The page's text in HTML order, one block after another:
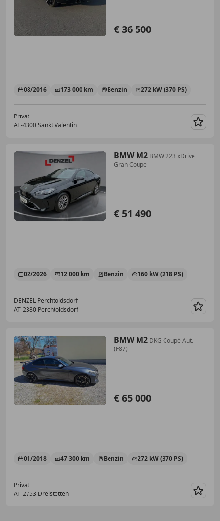
€ 36 500
08/2016 173 000 km Benzin 272 kW (370 PS)
Privat
AT-4300 Sankt Valentin
BMW M2 BMW 223 xDrive
Gran Coupe
€ 51 490
02/2026 12 000 km Benzin 160 kW (218 PS)
DENZEL Perchtoldsdorf
AT-2380 Perchtoldsdorf
BMW M2 DKG Coupé Aut.
(F87)
€ 65 000
01/2018 47 300 km Benzin 272 kW (370 PS)
Privat
AT-2753 Dreistetten